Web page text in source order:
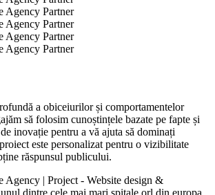
a obiceiurilor și comportamentelor
să folosim cunoștințele bazate pe fapte și
inovație pentru a vă ajuta să dominați
este personalizat pentru o vizibilitate
răspunsul publicului.